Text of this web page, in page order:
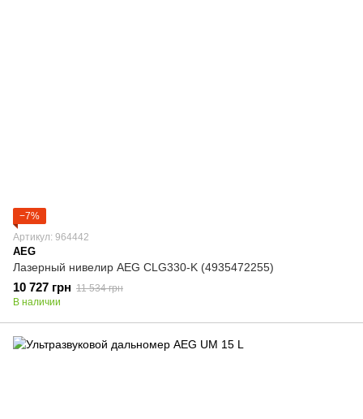
−7%
Артикул: 964442
AEG
Лазерный нивелир AEG CLG330-K (4935472255)
10 727 грн 11 534 грн
В наличии